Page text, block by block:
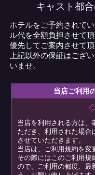
キャスト都
ホテルをご予約されて
ル代を全額負担させて
優先してご案内させて頂
上記以外の保証はござ
いませ。
当店ご利用
◇
当店を利用される方は、
ただき、利用された場合
させていただきます。
当店は、ご利用規約を変
その際にはこのご利用規
ので、ご利用の都度、最